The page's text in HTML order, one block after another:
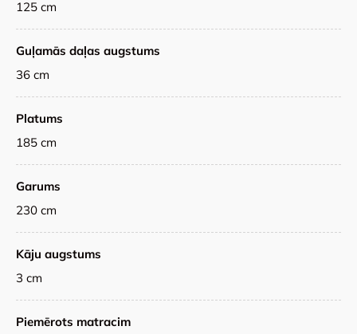
125 cm
Guļamās daļas augstums
36 cm
Platums
185 cm
Garums
230 cm
Kāju augstums
3 cm
Piemērots matracim